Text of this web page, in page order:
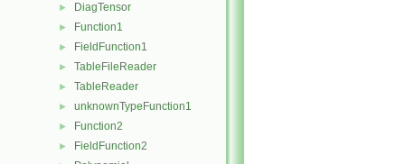
► DiagTensor
► Function1
► FieldFunction1
► TableFileReader
► TableReader
► unknownTypeFunction1
► Function2
► FieldFunction2